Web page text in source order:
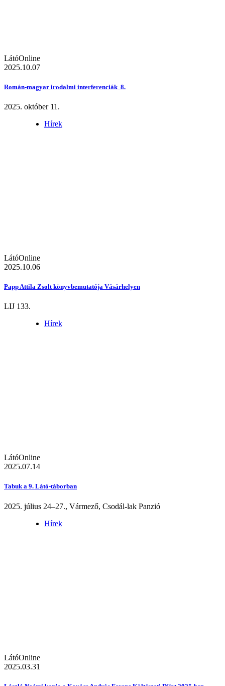
LátóOnline
2025.10.07
Román-magyar irodalmi interferenciák 8.
2025. október 11.
Hírek
LátóOnline
2025.10.06
Papp Attila Zsolt könyvbemutatója Vásárhelyen
LIJ 133.
Hírek
LátóOnline
2025.07.14
Tabuk a 9. Látó-táborban
2025. július 24–27., Vármező, Csodál-lak Panzió
Hírek
LátóOnline
2025.03.31